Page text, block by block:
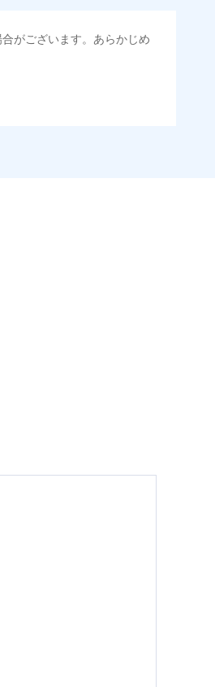
がございます。あらかじめ